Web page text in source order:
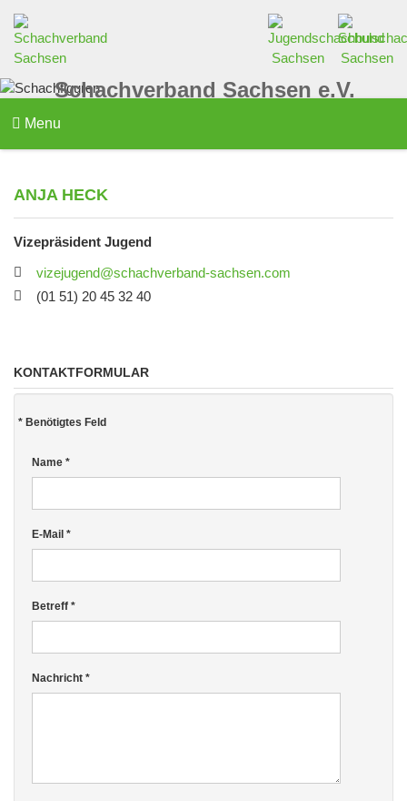
Schachverband Sachsen e.V.
Menu
ANJA HECK
Vizepräsident Jugend
vizejugend@schachverband-sachsen.com
(01 51) 20 45 32 40
KONTAKTFORMULAR
* Benötigtes Feld
Name *
E-Mail *
Betreff *
Nachricht *